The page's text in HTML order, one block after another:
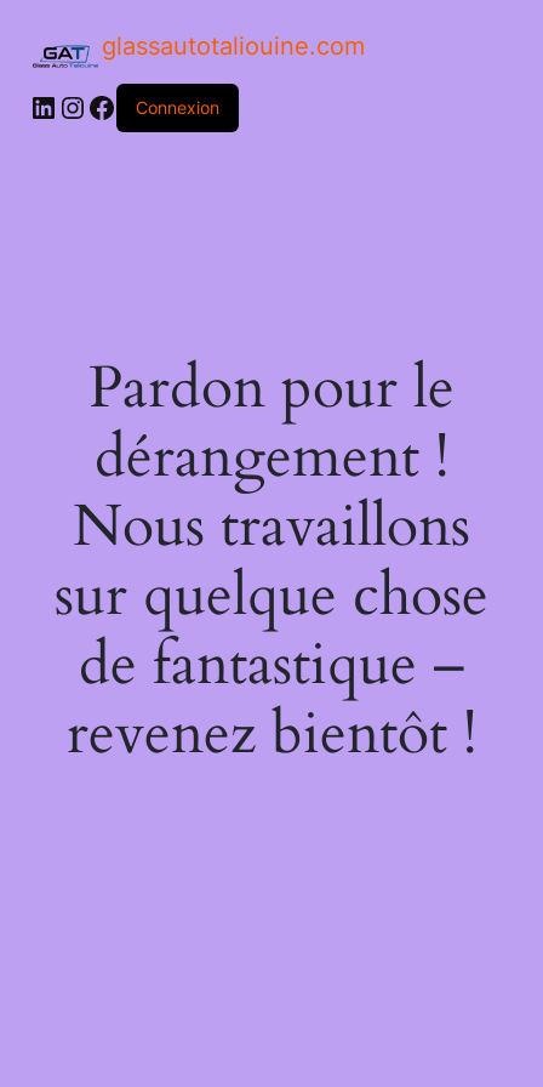
glassautotaliouine.com
Connexion
Pardon pour le
dérangement !
Nous travaillons
sur quelque chose
de fantastique –
revenez bientôt !